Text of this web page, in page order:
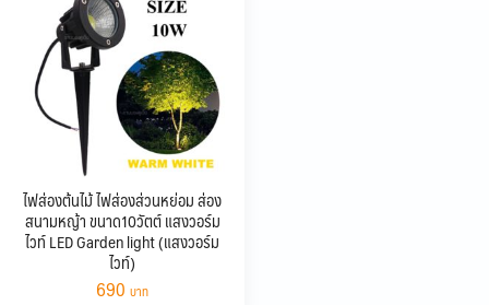
ไฟส่องต้นไม้ ไฟส่องส่วนหย่อม ส่อง
สนามหญ้า ขนาด10วัตต์ แสงวอร์ม
ไวท์ LED Garden light (แสงวอร์ม
ไวท์)
690